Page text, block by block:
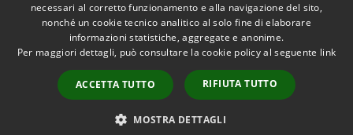
Accessibilità
Copyright © 2026 • Comune di
Scanzorosciate • Powered by
Municipium•
Accesso
redazione
necessari al corretto funzionamento e alla navigazione del sito,
nonché un cookie tecnico analitico al solo fine di elaborare
informazioni statistiche, aggregate e anonime.
Per maggiori dettagli, può consultare la cookie policy al seguente link
ACCETTA TUTTO RIFIUTA TUTTO
MOSTRA DETTAGLI